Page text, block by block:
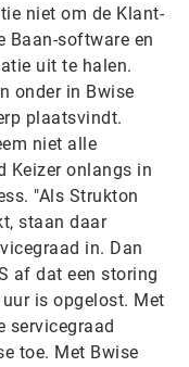
niet om de Klant-
Baan-software en
uit te halen.
onder in Bwise
plaatsvindt.
niet alle
Keizer onlangs in
"Als Strukton
staan daar
in. Dan
af dat een storing
is opgelost. Met
servicegraad
toe. Met Bwise